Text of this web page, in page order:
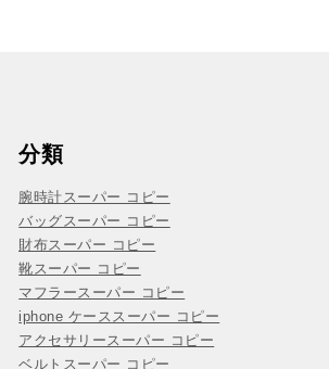
分類
腕時計スーパー コピー
バッグスーパー コピー
財布スーパー コピー
靴スーパー コピー
マフラースーパー コピー
iphone ケーススーパー コピー
アクセサリースーパー コピー
ベルトスーパー コピー